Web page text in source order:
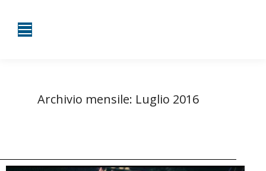
Archivio mensile: Luglio 2016